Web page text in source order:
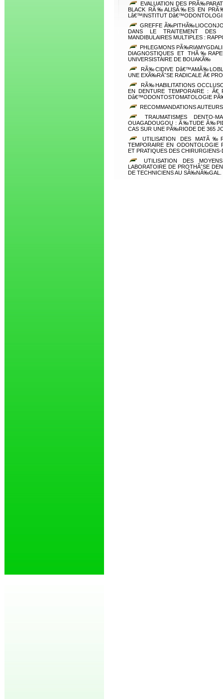
EVALUATION DES
BLACK RÃ‰ALISÃ‰ES EN
Lâ€™INSTITUT
GREFFE
DANS LE TRAITEMENT
MANDIBULAIRES MULTIPLES :
PHLEGMONS
DIAGNOSTIQUES ET
UNIVERSISTAIRE DE BOUAKÃ‰
RÃ‰CIDIVE
UNE EXÃ‰RÃˆSE RADICALE Ã€
RÃ‰HABILITATIONS
EN DENTURE TEMPORAIRE : Ã€
Dâ€™ODONTOSTOMATOLOGIE
RECOMMANDATIONS AUTEURS
TRAUMATISMES DENTO-
OUAGADOUGOU : Ã‰TUDE
CAS SUR UNE PÃ‰RIODE DE 365
UTILISATION DES
TEMPORAIRE EN ODONTOLOGIE
ET PRATIQUES DES
UTILISATION DES
LABORATOIRE DE PROTHÃˆSE
DE TECHNICIENS AU SÃ‰NÃ‰GAL.